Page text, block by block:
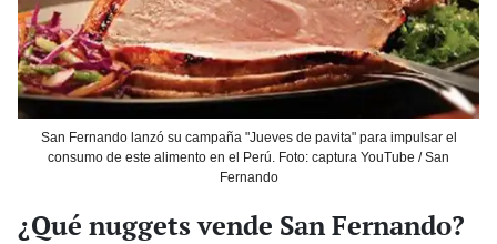
San Fernando lanzó su campaña "Jueves de pavita" para impulsar el
consumo de este alimento en el Perú. Foto: captura YouTube / San
Fernando
¿Qué nuggets vende San Fernando?